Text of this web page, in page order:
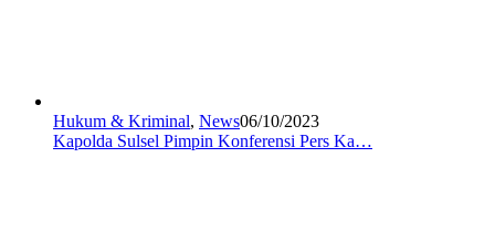
Hukum & Kriminal, News06/10/2023
Kapolda Sulsel Pimpin Konferensi Pers Ka…